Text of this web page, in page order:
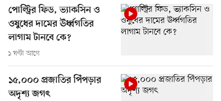
পোল্ট্রির ফিড, ভ্যাকসিন ও
ওষুধের দামের ঊর্ধ্বগতির
লাগাম টানবে কে?
১ ঘণ্টা আগে
১৫,০০০ প্রজাতির পিঁপড়ার
অদৃশ্য জগৎ